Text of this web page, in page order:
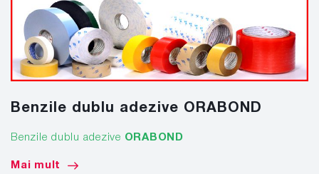
Benzile dublu adezive ORABOND
Benzile dublu adezive ORABOND
Mai mult